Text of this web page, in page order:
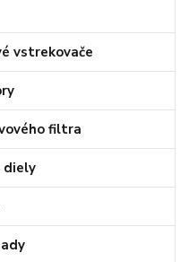
vstrekovače
filtra
diely